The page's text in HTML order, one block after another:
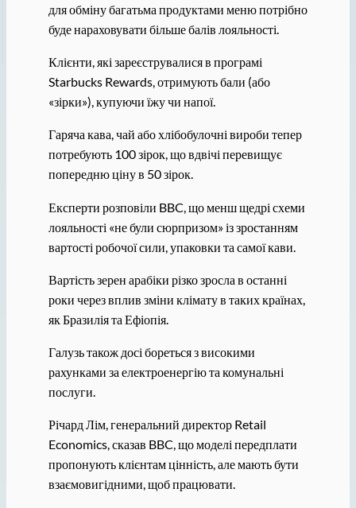
для обміну багатьма продуктами меню потрібно
буде нараховувати більше балів лояльності.
Клієнти, які зареєструвалися в програмі
Starbucks Rewards, отримують бали (або
«зірки»), купуючи їжу чи напої.
Гаряча кава, чай або хлібобулочні вироби тепер
потребують 100 зірок, що вдвічі перевищує
попередню ціну в 50 зірок.
Експерти розповіли BBC, що менш щедрі схеми
лояльності «не були сюрпризом» із зростанням
вартості робочої сили, упаковки та самої кави.
Вартість зерен арабіки різко зросла в останні
роки через вплив зміни клімату в таких країнах,
як Бразилія та Ефіопія.
Галузь також досі бореться з високими
рахунками за електроенергію та комунальні
послуги.
Річард Лім, генеральний директор Retail
Economics, сказав BBC, що моделі передплати
пропонують клієнтам цінність, але мають бути
взаємовигідними, щоб працювати.